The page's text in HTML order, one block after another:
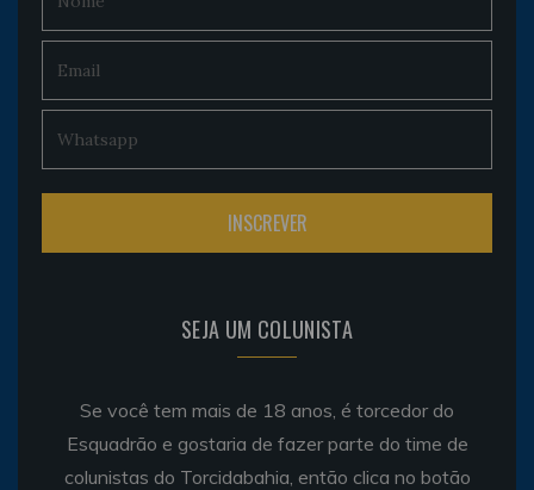
SEJA UM COLUNISTA
Se você tem mais de 18 anos, é torcedor do
Esquadrão e gostaria de fazer parte do time de
colunistas do Torcidabahia, então clica no botão